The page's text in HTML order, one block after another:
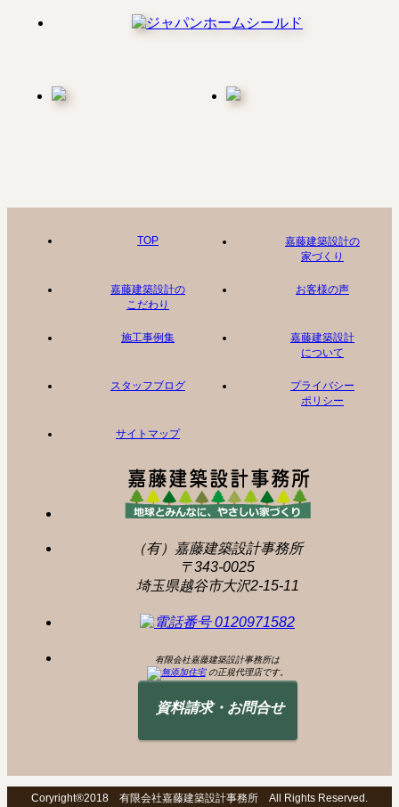
TOP
嘉藤建築設計の
家づくり
嘉藤建築設計の
こだわり
お客様の声
施工事例集
嘉藤建築設計
について
スタッフブログ
プライバシー
ポリシー
サイトマップ
（有）嘉藤建築設計事務所
〒343-0025
埼玉県越谷市大沢2-15-11
有限会社嘉藤建築設計事務所は
の正規代理店です。
資料請求・お問合せ
Coryright®2018 有限会社嘉藤建築設計事務所 All Rights Reserved.